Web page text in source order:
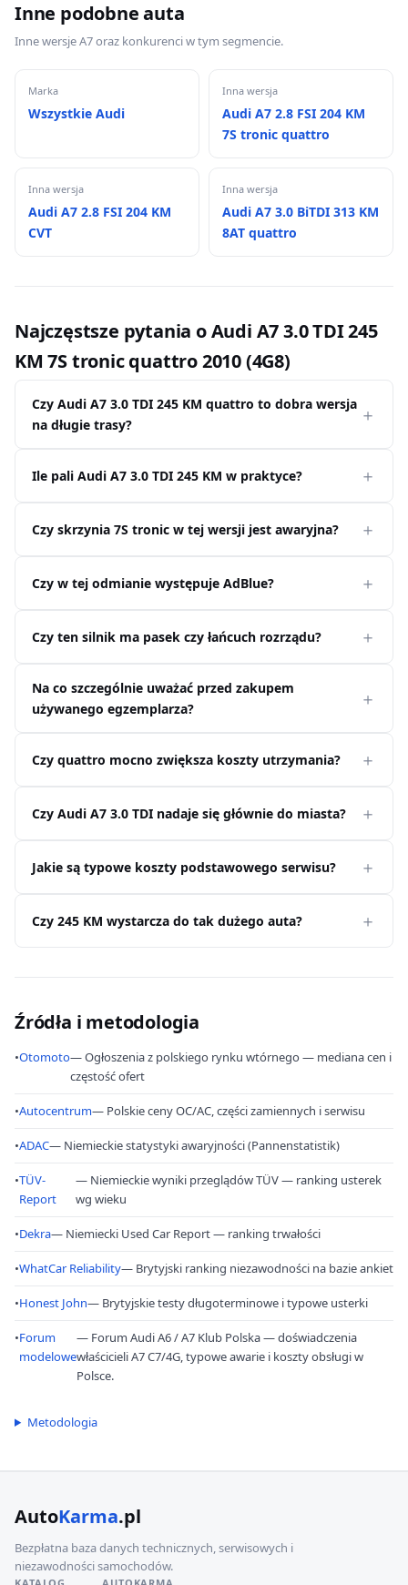
Inne podobne auta
Inne wersje A7 oraz konkurenci w tym segmencie.
Marka
Wszystkie Audi
Inna wersja
Audi A7 2.8 FSI 204 KM
7S tronic quattro
Inna wersja
Audi A7 2.8 FSI 204 KM
CVT
Inna wersja
Audi A7 3.0 BiTDI 313 KM
8AT quattro
Najczęstsze pytania o Audi A7 3.0 TDI 245
KM 7S tronic quattro 2010 (4G8)
Czy Audi A7 3.0 TDI 245 KM quattro to dobra wersja
na długie trasy?
Ile pali Audi A7 3.0 TDI 245 KM w praktyce?
Czy skrzynia 7S tronic w tej wersji jest awaryjna?
Czy w tej odmianie występuje AdBlue?
Czy ten silnik ma pasek czy łańcuch rozrządu?
Na co szczególnie uważać przed zakupem
używanego egzemplarza?
Czy quattro mocno zwiększa koszty utrzymania?
Czy Audi A7 3.0 TDI nadaje się głównie do miasta?
Jakie są typowe koszty podstawowego serwisu?
Czy 245 KM wystarcza do tak dużego auta?
Źródła i metodologia
•Otomoto— Ogłoszenia z polskiego rynku wtórnego — mediana cen i
częstość ofert
•Autocentrum— Polskie ceny OC/AC, części zamiennych i serwisu
•ADAC— Niemieckie statystyki awaryjności (Pannenstatistik)
•TÜV-
Report
— Niemieckie wyniki przeglądów TÜV — ranking usterek
wg wieku
•Dekra— Niemiecki Used Car Report — ranking trwałości
•WhatCar Reliability— Brytyjski ranking niezawodności na bazie ankiet
•Honest John— Brytyjskie testy długoterminowe i typowe usterki
•Forum
modelowe
— Forum Audi A6 / A7 Klub Polska — doświadczenia
właścicieli A7 C7/4G, typowe awarie i koszty obsługi w
Polsce.
Metodologia
AutoKarma.pl
Bezpłatna baza danych technicznych, serwisowych i
niezawodności samochodów.